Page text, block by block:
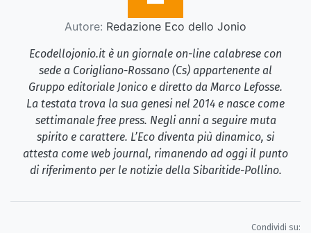
Autore: Redazione Eco dello Jonio
Ecodellojonio.it è un giornale on-line calabrese con
sede a Corigliano-Rossano (Cs) appartenente al
Gruppo editoriale Jonico e diretto da Marco Lefosse.
La testata trova la sua genesi nel 2014 e nasce come
settimanale free press. Negli anni a seguire muta
spirito e carattere. L’Eco diventa più dinamico, si
attesta come web journal, rimanendo ad oggi il punto
di riferimento per le notizie della Sibaritide-Pollino.
Condividi su: